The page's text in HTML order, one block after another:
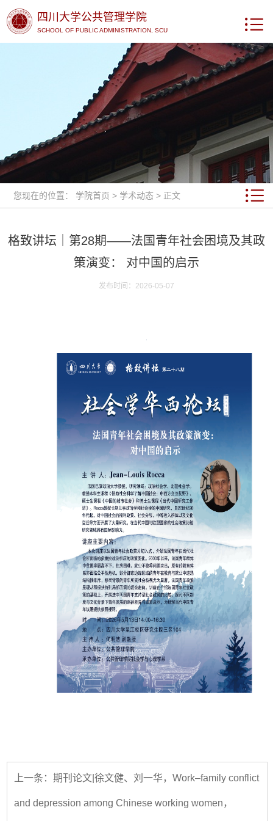
四川大学公共管理学院
SCHOOL OF PUBLIC ADMINISTRATION, SCU
您现在的位置： 学院首页 > 学术动态 > 正文
格致讲坛｜第28期——法国青年社会困境及其政
策演变： 对中国的启示
发布时间：2026-05-07
上一条：期刊论文|徐文健、刘一华，Work–family conflict
and depression among Chinese working women，